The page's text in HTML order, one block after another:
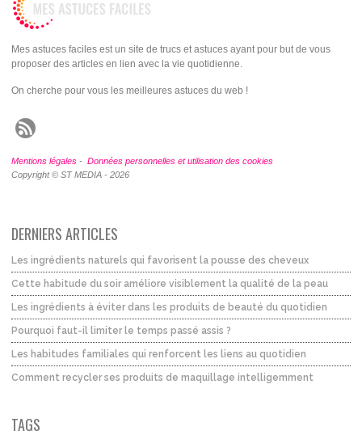
Mes astuces faciles est un site de trucs et astuces ayant pour but de vous
proposer des articles en lien avec la vie quotidienne.
On cherche pour vous les meilleures astuces du web !
Mentions légales - Données personnelles et utilisation des cookies
Copyright © ST MEDIA - 2026
DERNIERS ARTICLES
Les ingrédients naturels qui favorisent la pousse des cheveux
Cette habitude du soir améliore visiblement la qualité de la peau
Les ingrédients à éviter dans les produits de beauté du quotidien
Pourquoi faut-il limiter le temps passé assis ?
Les habitudes familiales qui renforcent les liens au quotidien
Comment recycler ses produits de maquillage intelligemment
TAGS